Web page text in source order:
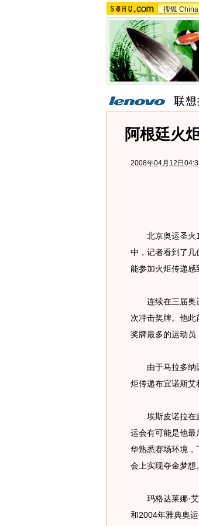
搜狐
阿根廷火
2008年04月12日
北京奥运圣火11
中，记者看到了几
能参加火炬传递感
连续在三届奥运
次冲击奖牌。他
奖牌最多的运动员
由于马拉多纳因
炬传递布宜诺斯艾
埃斯皮诺拉在跑
运会有可能是他最
华熟悉赛场环境，
会上实现夺金梦想。
玛格达莱娜·艾
和2004年雅典奥